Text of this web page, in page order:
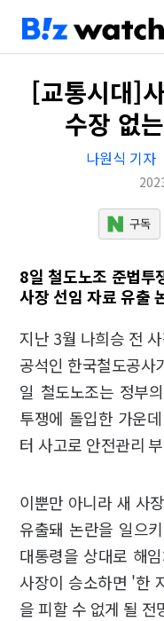
[교통시대]
수장 없
나원식 기자
8일 철도노조 준법
사장 선임 자료 유출
지난 3월 나희승 전
공석인 한국철도공사
일 철도노조는 정부
투쟁에 돌입한 가운
터 사고로 안전관리
이뿐만 아니라 새 사
유출돼 논란을 일으
대통령을 상대로 해
사장이 승소하면 '한
을 피할 수 없게 될 전